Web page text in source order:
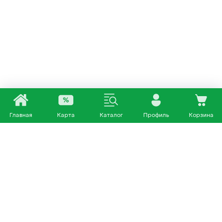
Главная Карта Каталог Профиль Корзина